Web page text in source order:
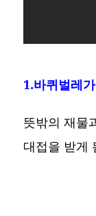
1.바퀴벌레
뜻밖의 재물
대접을 받게